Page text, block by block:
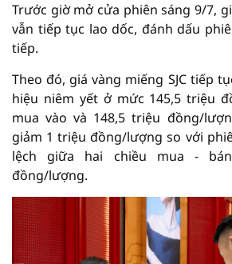
Trước giờ mở cửa phiên sáng 9/7,
vẫn tiếp tục lao dốc, đánh dấu
tiếp.
Theo đó, giá vàng miếng SJC tiếp
hiệu niêm yết ở mức 145,5 triệu
mua vào và 148,5 triệu đồng/
giảm 1 triệu đồng/lượng so với
lệch giữa hai chiều mua -
đồng/lượng.